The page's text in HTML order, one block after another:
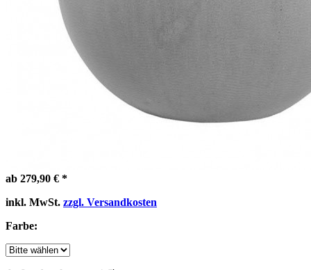
ab 279,90 € *
inkl. MwSt. zzgl. Versandkosten
Farbe: